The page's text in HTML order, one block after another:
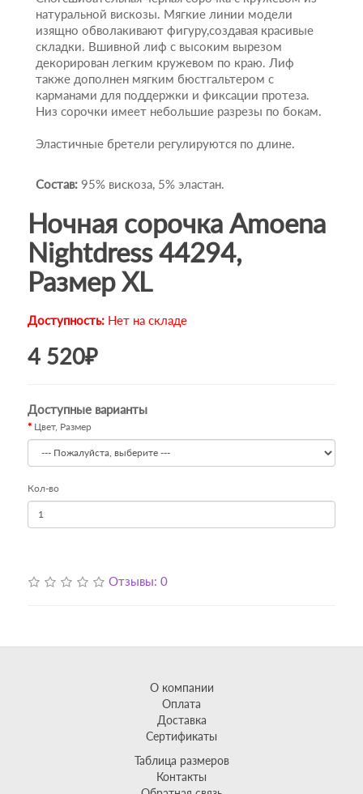
натуральной вискозы. Мягкие линии модели
изящно обволакивают фигуру,создавая красивые
складки. Вшивной лиф с высоким вырезом
декорирован легким кружевом по краю. Лиф
также дополнен мягким бюстгальтером с
карманами для поддержки и фиксации протеза.
Низ сорочки имеет небольшие разрезы по бокам.
Эластичные бретели регулируются по длине.
Состав: 95% вискоза, 5% эластан.
Ночная сорочка Amoena
Nightdress 44294,
Размер XL
Доступность: Нет на складе
4 520₽
Доступные варианты
Цвет, Размер
Кол-во
Отзывы: 0
О компании
Оплата
Доставка
Сертификаты
Таблица размеров
Контакты